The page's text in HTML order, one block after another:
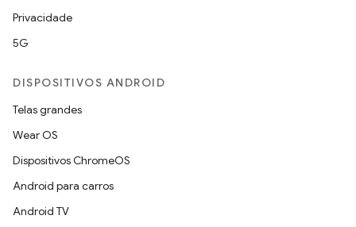
Privacidade
5G
DISPOSITIVOS ANDROID
Telas grandes
Wear OS
Dispositivos ChromeOS
Android para carros
Android TV